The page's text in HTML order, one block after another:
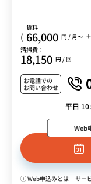
(
賃料
66,000 円 / 月〜 +
清掃費：
18,150 円 / 回
お電話での
お問い合わせ
平日
Web
Web申込みとは サー